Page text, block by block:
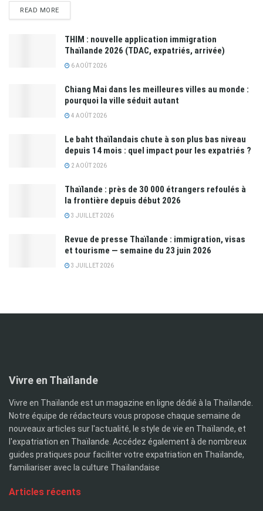
READ MORE
THIM : nouvelle application immigration
Thaïlande 2026 (TDAC, expatriés, arrivée)
6 AOÛT 2026
Chiang Mai dans les meilleures villes au monde :
pourquoi la ville séduit autant
4 AOÛT 2026
Le baht thaïlandais chute à son plus bas niveau
depuis 14 mois : quel impact pour les expatriés ?
2 AOÛT 2026
Thaïlande : près de 30 000 étrangers refoulés à
la frontière depuis début 2026
3 JUILLET 2026
Revue de presse Thaïlande : immigration, visas
et tourisme — semaine du 23 juin 2026
3 JUILLET 2026
Vivre en Thaïlande
Vivre en Thaïlande est un magazine en ligne dédié à la Thaïlande.
Notre équipe de rédacteurs vous propose chaque semaine de
nouveaux articles sur l'actualité, le style de vie en Thaïlande, et
l'expatriation en Thaïlande. Accédez également à de nombreux
guides pratiques pour faciliter votre expatriation en Thaïlande,
familiariser avec la culture Thaïlandaise
Articles récents